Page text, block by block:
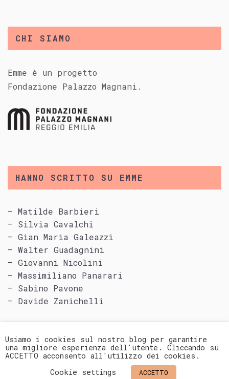
CHI SIAMO
Emme è un progetto
Fondazione Palazzo Magnani.
HANNO SCRITTO SU EMME
– Matilde Barbieri
– Silvia Cavalchi
– Gian Maria Galeazzi
– Walter Guadagnini
– Giovanni Nicolini
– Massimiliano Panarari
– Sabino Pavone
– Davide Zanichelli
EMME È UN PROGETTO FONDAZIONE PALAZZO
MAGNANI © 2020 | 02456050356
Usiamo i cookies sul nostro blog per garantire
una migliore esperienza dell'utente. Cliccando su
ACCETTO acconsento all'utilizzo dei cookies.
Cookie settings
ACCETTO